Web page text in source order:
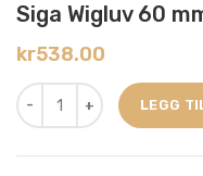
Siga Wigluv 60
kr538.00
LEGG